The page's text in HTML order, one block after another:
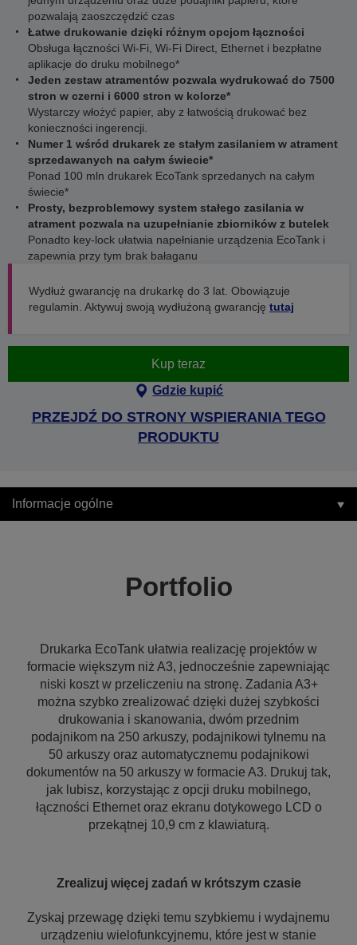
pozwalają zaoszczędzić czas
Łatwe drukowanie dzięki różnym opcjom łączności
Obsługa łączności Wi-Fi, Wi-Fi Direct, Ethernet i bezpłatne
aplikacje do druku mobilnego*
Jeden zestaw atramentów pozwala wydrukować do 7500
stron w czerni i 6000 stron w kolorze*
Wystarczy włożyć papier, aby z łatwością drukować bez
konieczności ingerencji.
Numer 1 wśród drukarek ze stałym zasilaniem w atrament
sprzedawanych na całym świecie*
Ponad 100 mln drukarek EcoTank sprzedanych na całym
świecie*
Prosty, bezproblemowy system stałego zasilania w
atrament pozwala na uzupełnianie zbiorników z butelek
Ponadto key-lock ułatwia napełnianie urządzenia EcoTank i
zapewnia przy tym brak bałaganu
Wydłuż gwarancję na drukarkę do 3 lat. Obowiązuje
regulamin. Aktywuj swoją wydłużoną gwarancję tutaj
Kup teraz
Gdzie kupić
PRZEJDŹ DO STRONY WSPIERANIA TEGO
PRODUKTU
Informacje ogólne
Portfolio
Drukarka EcoTank ułatwia realizację projektów w
formacie większym niż A3, jednocześnie zapewniając
niski koszt w przeliczeniu na stronę. Zadania A3+
można szybko zrealizować dzięki dużej szybkości
drukowania i skanowania, dwóm przednim
podajnikom na 250 arkuszy, podajnikowi tylnemu na
50 arkuszy oraz automatycznemu podajnikowi
dokumentów na 50 arkuszy w formacie A3. Drukuj tak,
jak lubisz, korzystając z opcji druku mobilnego,
łączności Ethernet oraz ekranu dotykowego LCD o
przekątnej 10,9 cm z klawiaturą.
Zrealizuj więcej zadań w krótszym czasie
Zyskaj przewagę dzięki temu szybkiemu i wydajnemu
urządzeniu wielofunkcyjnemu, które jest w stanie